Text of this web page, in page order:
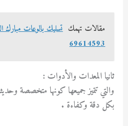
مقالات تهمك تسليك بالوعات مبارك
69614593
ثانيا المعدات والأدوات :
والتي تتميز جميعها كونها متخصصة
بكل دقة وكفاءة .